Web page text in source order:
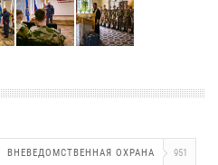
ВНЕВЕДОМСТВЕННАЯ ОХРАНА 951